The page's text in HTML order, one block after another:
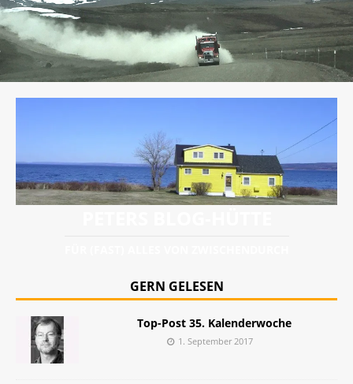
GERN GELESEN
Top-Post 35. Kalenderwoche
1. September 2017